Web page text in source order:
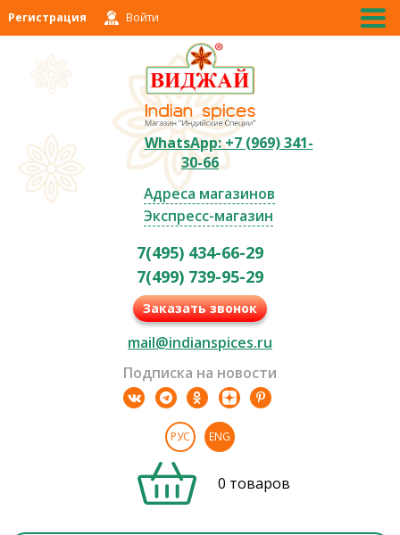
Регистрация Войти
WhatsApp: +7 (969) 341-
30-66
Адреса магазинов
Экспресс-магазин
7(495) 434-66-29
7(499) 739-95-29
Заказать звонок
mail@indianspices.ru
Подписка на новости
РУС ENG
0 товаров